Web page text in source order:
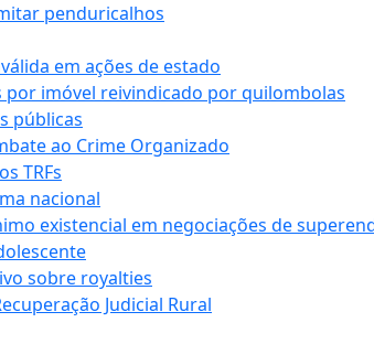
penduricalhos
em ações de estado
por imóvel reivindicado por quilombolas
públicas
ao Crime Organizado
TRFs
nacional
existencial em negociações de
sobre royalties
Judicial Rural